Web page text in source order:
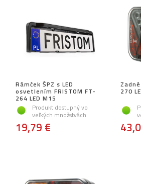
Rámček ŠPZ s LED
osvetlením FRISTOM FT-
264 LED M15
Produkt dostupný vo
veľkých množstvách
19,79 €
270